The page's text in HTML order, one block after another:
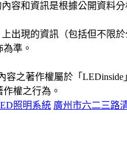
內容和資訊是根據公開資料
上出現的資訊（包括但不限
準。
容之著作權屬於「
權之行為。
照明系統 廣州市六二三路